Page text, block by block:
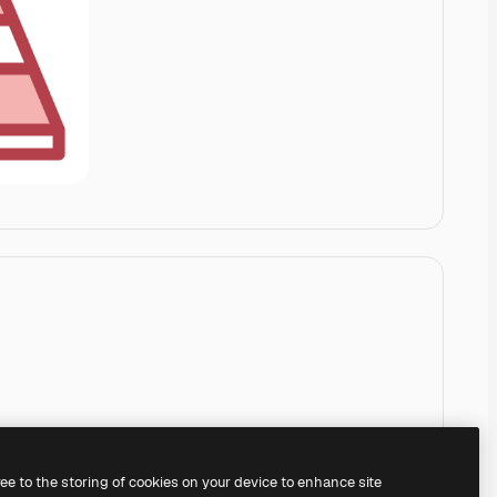
to the storing of cookies on your device to enhance site